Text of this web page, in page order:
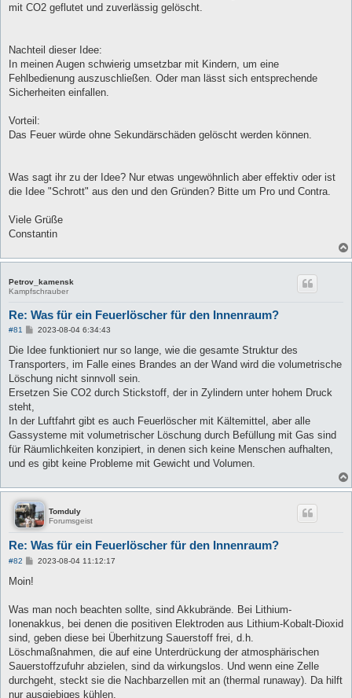
mit CO2 geflutet und zuverlässig gelöscht.
Nachteil dieser Idee:
In meinen Augen schwierig umsetzbar mit Kindern, um eine
Fehlbedienung auszuschließen. Oder man lässt sich entsprechende
Sicherheiten einfallen.
Vorteil:
Das Feuer würde ohne Sekundärschäden gelöscht werden können.
Was sagt ihr zu der Idee? Nur etwas ungewöhnlich aber effektiv oder ist
die Idee "Schrott" aus den und den Gründen? Bitte um Pro und Contra.
Viele Grüße
Constantin
Petrov_kamensk
Kampfschrauber
Re: Was für ein Feuerlöscher für den Innenraum?
#81
B
i
r
a
2023-08-04 6:34:43
Die Idee funktioniert nur so lange, wie die gesamte Struktur des
Transporters, im Falle eines Brandes an der Wand wird die volumetrische
Löschung nicht sinnvoll sein.
Ersetzen Sie CO2 durch Stickstoff, der in Zylindern unter hohem Druck
steht,
In der Luftfahrt gibt es auch Feuerlöscher mit Kältemittel, aber alle
Gassysteme mit volumetrischer Löschung durch Befüllung mit Gas sind
für Räumlichkeiten konzipiert, in denen sich keine Menschen aufhalten,
und es gibt keine Probleme mit Gewicht und Volumen.
Tomduly
Forumsgeist
Re: Was für ein Feuerlöscher für den Innenraum?
#82
B
a
2023-08-04 11:12:17
Moin!
Was man noch beachten sollte, sind Akkubrände. Bei Lithium-
Ionenakkus, bei denen die positiven Elektroden aus Lithium-Kobalt-Dioxid
sind, geben diese bei Überhitzung Sauerstoff frei, d.h.
Löschmaßnahmen, die auf eine Unterdrückung der atmosphärischen
Sauerstoffzufuhr abzielen, sind da wirkungslos. Und wenn eine Zelle
durchgeht, steckt sie die Nachbarzellen mit an (thermal runaway). Da hilft
nur ausgiebiges kühlen.